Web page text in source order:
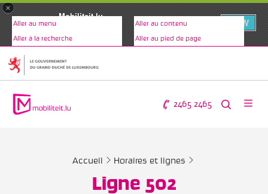
×
Mobiliteit.lu
VIEW
Aller au menu Aller au contenu
Aller à la recherche Aller au pied de page
2465 2465
Accueil Horaires et lignes
Ligne 502